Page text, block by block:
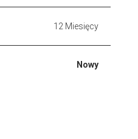
12 Miesięcy
Nowy